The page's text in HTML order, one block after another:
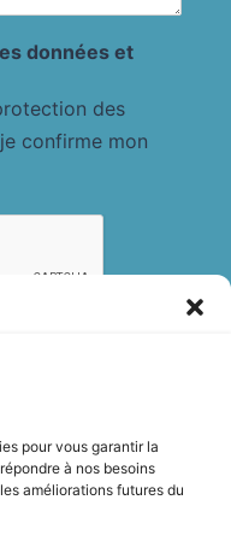
pour vous garantir la
à nos besoins
améliorations futures du
données et
des
confirme mon